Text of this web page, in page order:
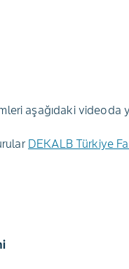
aşağıdaki videoda
DEKALB Türkiye